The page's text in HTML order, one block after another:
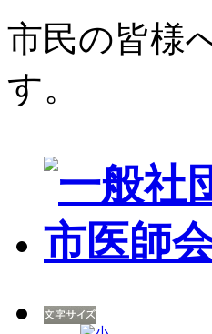
市民の皆様
す。